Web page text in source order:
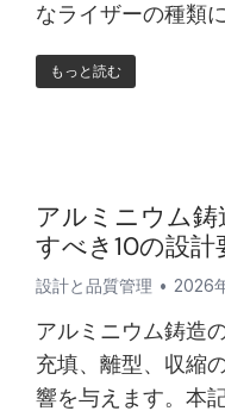
なライザーの種類
もっと読む
アルミニウム
すべき10の設計
設計と品質管理 2026
アルミニウム鋳造
充填、離型、収縮
響を与えます。本